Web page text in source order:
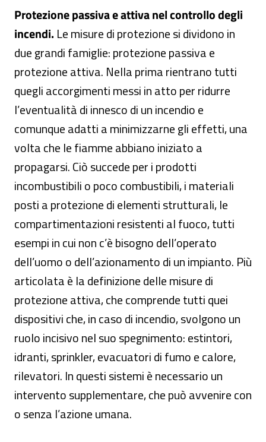
Protezione passiva e attiva nel controllo degli
incendi. Le misure di protezione si dividono in
due grandi famiglie: protezione passiva e
protezione attiva. Nella prima rientrano tutti
quegli accorgimenti messi in atto per ridurre
l’eventualità di innesco di un incendio e
comunque adatti a minimizzarne gli effetti, una
volta che le fiamme abbiano iniziato a
propagarsi. Ciò succede per i prodotti
incombustibili o poco combustibili, i materiali
posti a protezione di elementi strutturali, le
compartimentazioni resistenti al fuoco, tutti
esempi in cui non c’è bisogno dell’operato
dell’uomo o dell’azionamento di un impianto. Più
articolata è la definizione delle misure di
protezione attiva, che comprende tutti quei
dispositivi che, in caso di incendio, svolgono un
ruolo incisivo nel suo spegnimento: estintori,
idranti, sprinkler, evacuatori di fumo e calore,
rilevatori. In questi sistemi è necessario un
intervento supplementare, che può avvenire con
o senza l’azione umana.